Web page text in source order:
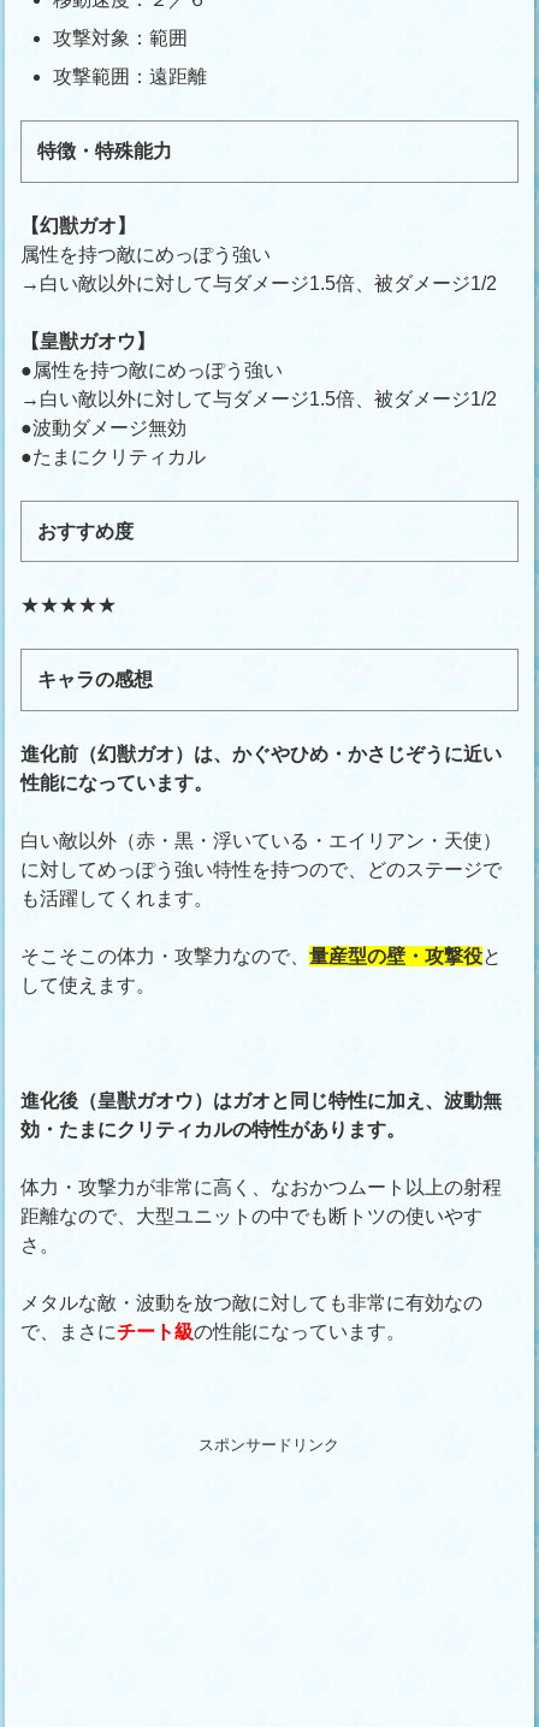
攻撃対象：範囲
攻撃範囲：遠距離
特徴・特殊能力
【幻獣ガオ】
属性を持つ敵にめっぽう強い
→白い敵以外に対して与ダメージ1.5倍、被ダメージ1/2
【皇獣ガオウ】
●属性を持つ敵にめっぽう強い
→白い敵以外に対して与ダメージ1.5倍、被ダメージ1/2
●波動ダメージ無効
●たまにクリティカル
おすすめ度
★★★★★
キャラの感想
進化前（幻獣ガオ）は、かぐやひめ・かさじぞうに近い
性能になっています。
白い敵以外（赤・黒・浮いている・エイリアン・天使）
に対してめっぽう強い特性を持つので、どのステージで
も活躍してくれます。
そこそこの体力・攻撃力なので、量産型の壁・攻撃役と
して使えます。
進化後（皇獣ガオウ）はガオと同じ特性に加え、波動無
効・たまにクリティカルの特性があります。
体力・攻撃力が非常に高く、なおかつムート以上の射程
距離なので、大型ユニットの中でも断トツの使いやす
さ。
メタルな敵・波動を放つ敵に対しても非常に有効なの
で、まさにチート級の性能になっています。
スポンサードリンク